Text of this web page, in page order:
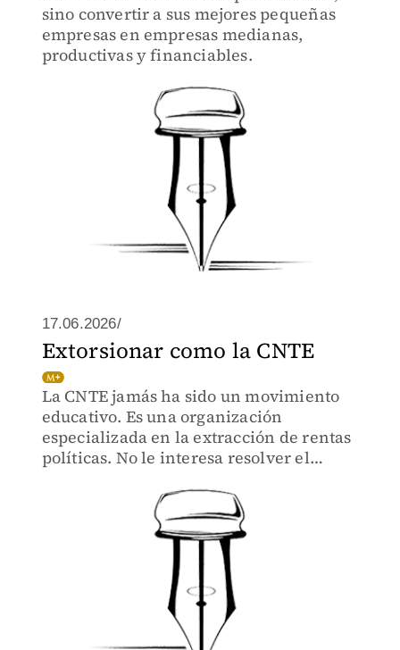
sino convertir a sus mejores pequeñas
empresas en empresas medianas,
productivas y financiables.
17.06.2026/
Extorsionar como la CNTE
La CNTE jamás ha sido un movimiento
educativo. Es una organización
especializada en la extracción de rentas
políticas. No le interesa resolver el